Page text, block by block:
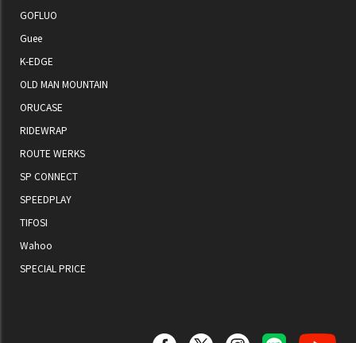
GOFLUO
Guee
K-EDGE
OLD MAN MOUNTAIN
ORUCASE
RIDEWRAP
ROUTE WERKS
SP CONNECT
SPEEDPLAY
TIFOSI
Wahoo
SPECIAL PRICE